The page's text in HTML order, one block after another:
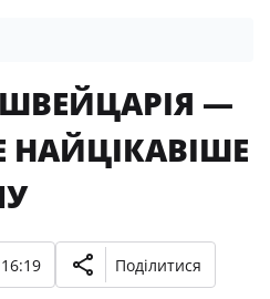
—
НАЙЦІКАВІШЕ
Поділитися